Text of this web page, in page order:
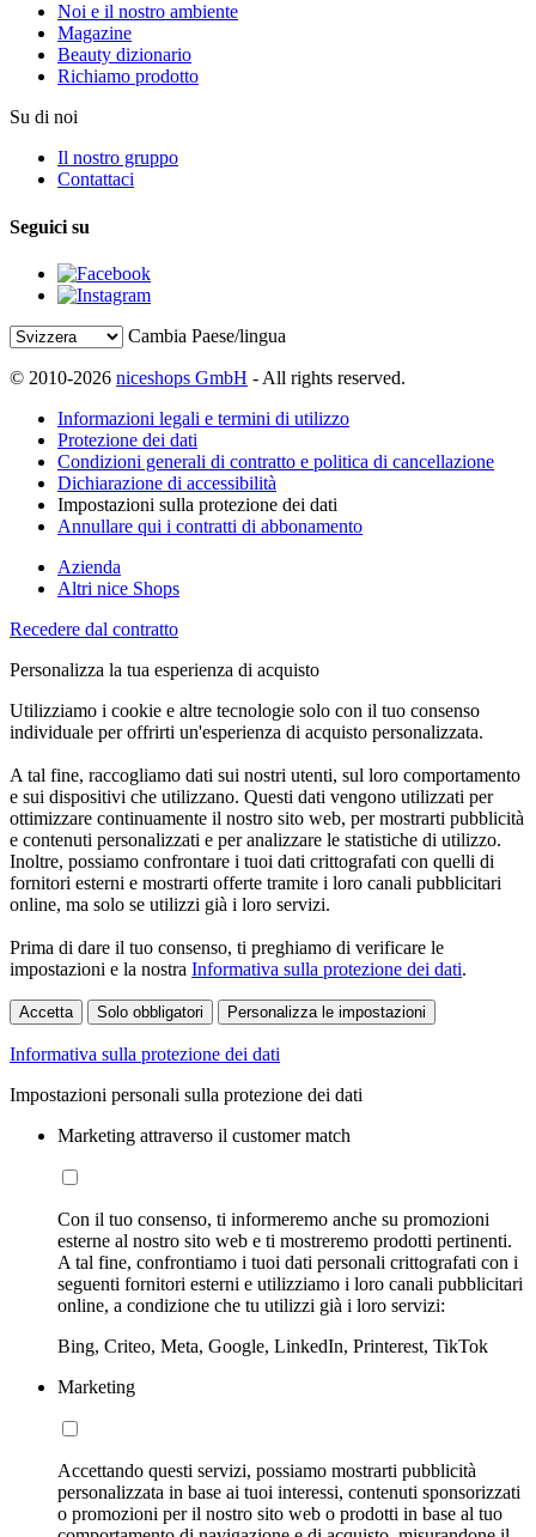
Noi e il nostro ambiente
Magazine
Beauty dizionario
Richiamo prodotto
Su di noi
Il nostro gruppo
Contattaci
Seguici su
Cambia Paese/lingua
© 2010-2026 niceshops GmbH - All rights reserved.
Informazioni legali e termini di utilizzo
Protezione dei dati
Condizioni generali di contratto e politica di cancellazione
Dichiarazione di accessibilità
Impostazioni sulla protezione dei dati
Annullare qui i contratti di abbonamento
Azienda
Altri nice Shops
Recedere dal contratto
Personalizza la tua esperienza di acquisto
Utilizziamo i cookie e altre tecnologie solo con il tuo consenso
individuale per offrirti un'esperienza di acquisto personalizzata.
A tal fine, raccogliamo dati sui nostri utenti, sul loro comportamento
e sui dispositivi che utilizzano. Questi dati vengono utilizzati per
ottimizzare continuamente il nostro sito web, per mostrarti pubblicità
e contenuti personalizzati e per analizzare le statistiche di utilizzo.
Inoltre, possiamo confrontare i tuoi dati crittografati con quelli di
fornitori esterni e mostrarti offerte tramite i loro canali pubblicitari
online, ma solo se utilizzi già i loro servizi.
Prima di dare il tuo consenso, ti preghiamo di verificare le
impostazioni e la nostra Informativa sulla protezione dei dati.
Accetta Solo obbligatori Personalizza le impostazioni
Informativa sulla protezione dei dati
Impostazioni personali sulla protezione dei dati
Marketing attraverso il customer match
Con il tuo consenso, ti informeremo anche su promozioni
esterne al nostro sito web e ti mostreremo prodotti pertinenti.
A tal fine, confrontiamo i tuoi dati personali crittografati con i
seguenti fornitori esterni e utilizziamo i loro canali pubblicitari
online, a condizione che tu utilizzi già i loro servizi:
Bing, Criteo, Meta, Google, LinkedIn, Printerest, TikTok
Marketing
Accettando questi servizi, possiamo mostrarti pubblicità
personalizzata in base ai tuoi interessi, contenuti sponsorizzati
o promozioni per il nostro sito web o prodotti in base al tuo